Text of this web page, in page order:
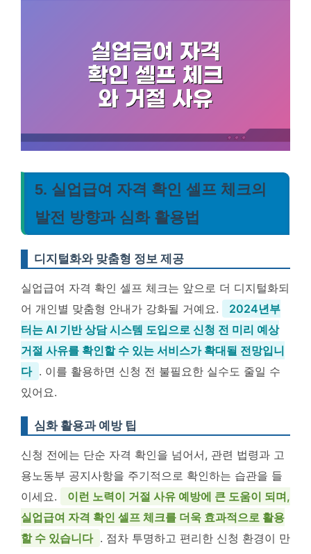
5. 실업급여 자격 확인 셀프 체크의
발전 방향과 심화 활용법
디지털화와 맞춤형 정보 제공
실업급여 자격 확인 셀프 체크는 앞으로 더 디지털화되
어 개인별 맞춤형 안내가 강화될 거예요.
2024년부
터는 AI 기반 상담 시스템 도입으로 신청 전 미리 예상
거절 사유를 확인할 수 있는 서비스가 확대될 전망입니
다 . 이를 활용하면 신청 전 불필요한 실수도 줄일 수
있어요.
심화 활용과 예방 팁
신청 전에는 단순 자격 확인을 넘어서, 관련 법령과 고
용노동부 공지사항을 주기적으로 확인하는 습관을 들
이세요.
이런 노력이 거절 사유 예방에 큰 도움이 되며,
실업급여 자격 확인 셀프 체크를 더욱 효과적으로 활용
할 수 있습니다 . 점차 투명하고 편리한 신청 환경이 만